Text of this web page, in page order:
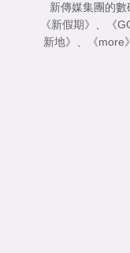
新傳媒集團的
《新假期》 、 《
新地》 、 《more》